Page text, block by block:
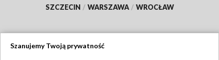
SZCZECIN / WARSZAWA / WROCŁAW
Szanujemy Twoją prywatność